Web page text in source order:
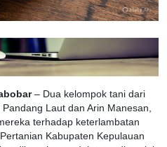
– Dua kelompok tani dari
Laut dan Arin Manesan,
terhadap keterlambatan
Kabupaten Kepulauan